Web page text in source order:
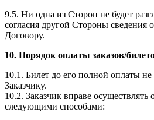
9.5. Ни одна из Сторон не будет
согласия другой Стороны сведения
Договору.
10. Порядок оплаты заказов/
10.1. Билет до его полной оплаты
Заказчику.
10.2. Заказчик вправе осуществлять
следующими способами: